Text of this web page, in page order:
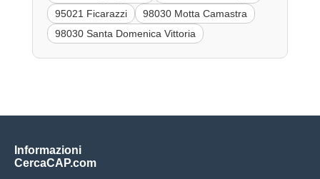
95021 Ficarazzi
98030 Motta Camastra
98030 Santa Domenica Vittoria
Informazioni
CercaCAP.com